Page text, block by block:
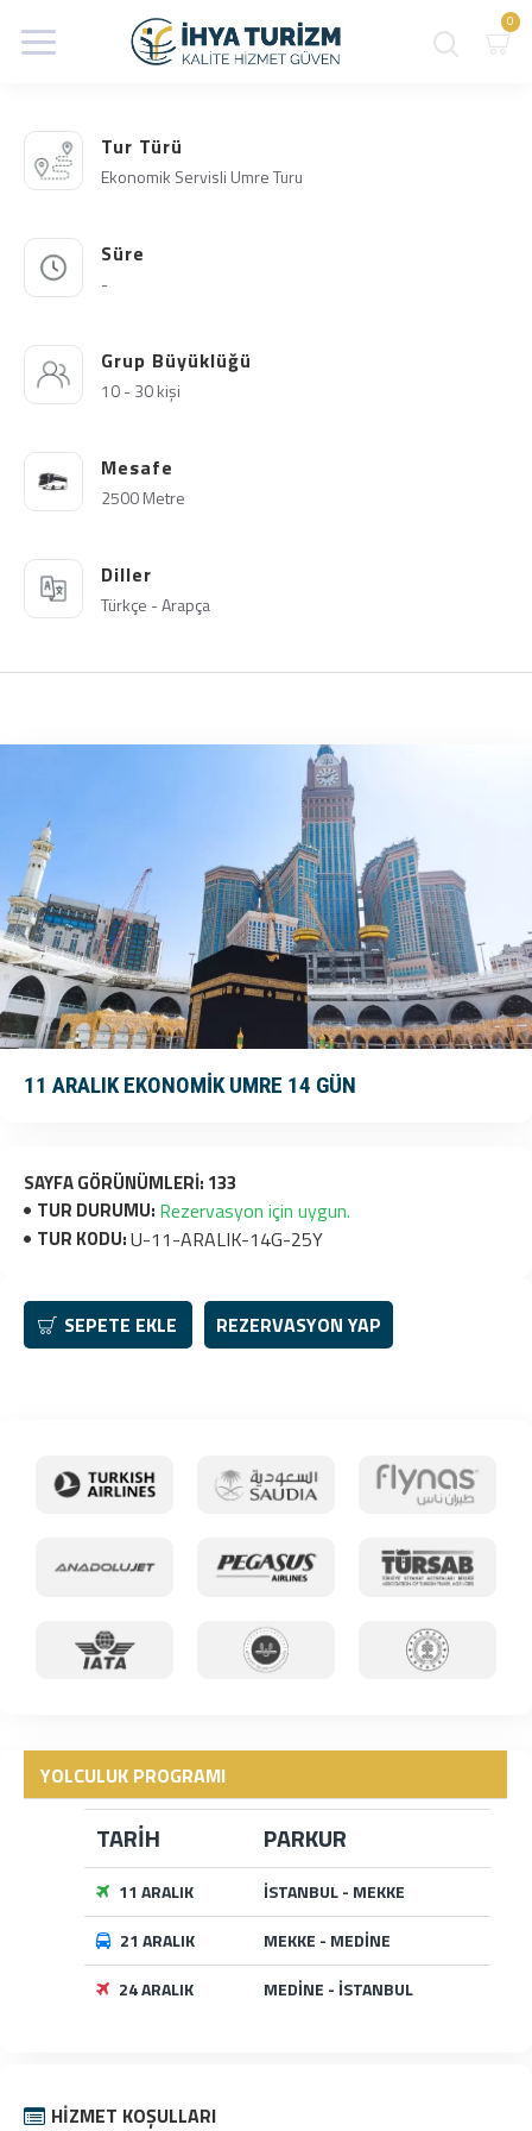
0
Tur Türü
Ekonomik Servisli Umre Turu
Süre
-
Grup Büyüklüğü
10 - 30 kişi
Mesafe
2500 Metre
Diller
Türkçe - Arapça
11 ARALIK EKONOMİK UMRE 14 GÜN
TUR DURUMU: Rezervasyon için uygun.
TUR KODU:U-11-ARALIK-14G-25Y
SAYFA GÖRÜNÜMLERI: 133
SEPETE EKLE REZERVASYON YAP
YOLCULUK PROGRAMI
TARİH PARKUR
11 ARALIK
İSTANBUL - MEKKE
21 ARALIK
MEKKE - MEDİNE
24 ARALIK
MEDİNE - İSTANBUL
HIZMET KOŞULLARI